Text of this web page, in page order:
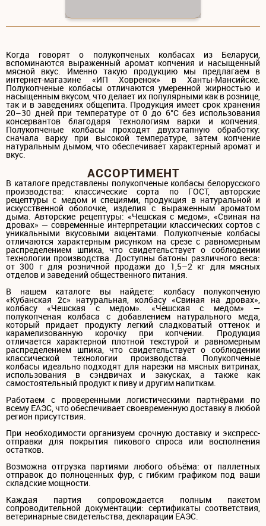
Когда говорят о полукопченых колбасах из Беларуси,
вспоминаются выраженный аромат копчения и насыщенный
мясной вкус. Именно такую продукцию мы предлагаем в
интернет-магазине «ИП Ховренок» в Ханты-Мансийске.
Полукопченые колбасы отличаются умеренной жирностью и
насыщенным вкусом, что делает их популярными как в рознице,
так и в заведениях общепита. Продукция имеет срок хранения
20–30 дней при температуре от 0 до 6°C без использования
консервантов благодаря технологиям варки и копчения.
Полукопченые колбасы проходят двухэтапную обработку:
сначала варку при высокой температуре, затем копчение
натуральным дымом, что обеспечивает характерный аромат и
вкус.
АССОРТИМЕНТ
В каталоге представлены полукопченые колбасы белорусского
производства: классические сорта по ГОСТ, авторские
рецептуры с медом и специями, продукция в натуральной и
искусственной оболочке, изделия с выраженным ароматом
дыма. Авторские рецептуры: «Чешская с медом», «Свиная на
дровах» — современные интерпретации классических сортов с
уникальными вкусовыми акцентами. Полукопченые колбасы
отличаются характерным рисунком на срезе с равномерным
распределением шпика, что свидетельствует о соблюдении
технологии производства. Доступны батоны различного веса:
от 300 г для розничной продажи до 1,5–2 кг для мясных
отделов и заведений общественного питания.
В нашем каталоге вы найдете: колбасу полукопченую
«Кубанская 2с» натуральная, колбасу «Свиная на дровах»,
колбасу «Чешская с медом». «Чешская с медом» —
полукопченая колбаса с добавлением натурального меда,
который придает продукту легкий сладковатый оттенок и
карамелизованную корочку при копчении. Продукция
отличается характерной плотной текстурой и равномерным
распределением шпика, что свидетельствует о соблюдении
классической технологии производства. Полукопченые
колбасы идеально подходят для нарезки на мясных витринах,
использования в сэндвичах и закусках, а также как
самостоятельный продукт к пиву и другим напиткам.
Работаем с проверенными логистическими партнёрами по
всему ЕАЭС, что обеспечивает своевременную доставку в любой
регион присутствия.
При необходимости организуем срочную доставку и экспресс-
отправки для покрытия пикового спроса или восполнения
остатков.
Возможна отгрузка партиями любого объёма: от паллетных
отправок до полноценных фур, с гибким графиком под ваши
складские мощности.
Каждая партия сопровождается полным пакетом
сопроводительной документации: сертификаты соответствия,
ветеринарные свидетельства, декларации ЕАЭС.